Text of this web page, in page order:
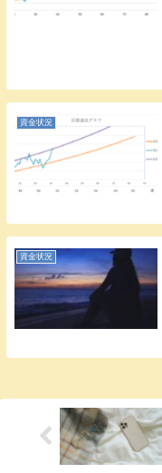
資金状況
資金状況